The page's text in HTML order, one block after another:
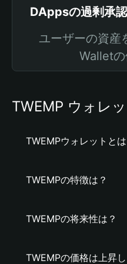
DAppsの過剰承
ユーザーの資
Walletの
TWEMP ウォレ
TWEMPウォレットとは
TWEMPの特徴は？
TWEMPの将来性は？
TWEMPの価格は上昇